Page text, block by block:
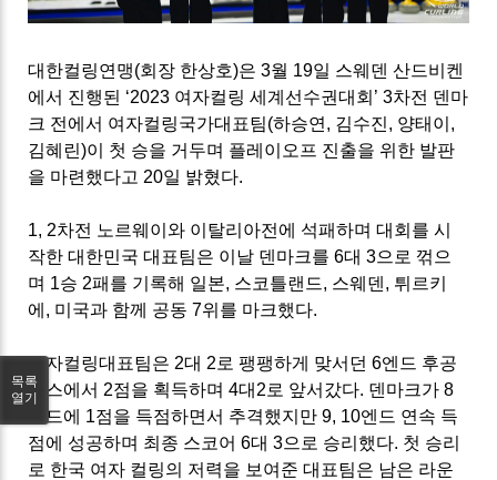
대한컬링연맹(회장 한상호)은 3월 19일 스웨덴 산드비켄
에서 진행된 ‘2023 여자컬링 세계선수권대회’ 3차전 덴마
크 전에서 여자컬링국가대표팀(하승연, 김수진, 양태이,
김혜린)이 첫 승을 거두며 플레이오프 진출을 위한 발판
을 마련했다고 20일 밝혔다.
1, 2차전 노르웨이와 이탈리아전에 석패하며 대회를 시
작한 대한민국 대표팀은 이날 덴마크를 6대 3으로 꺾으
며 1승 2패를 기록해 일본, 스코틀랜드, 스웨덴, 튀르키
에, 미국과 함께 공동 7위를 마크했다.
여자컬링대표팀은 2대 2로 팽팽하게 맞서던 6엔드 후공
찬스에서 2점을 획득하며 4대2로 앞서갔다. 덴마크가 8
엔드에 1점을 득점하면서 추격했지만 9, 10엔드 연속 득
점에 성공하며 최종 스코어 6대 3으로 승리했다. 첫 승리
로 한국 여자 컬링의 저력을 보여준 대표팀은 남은 라운
목록
열기